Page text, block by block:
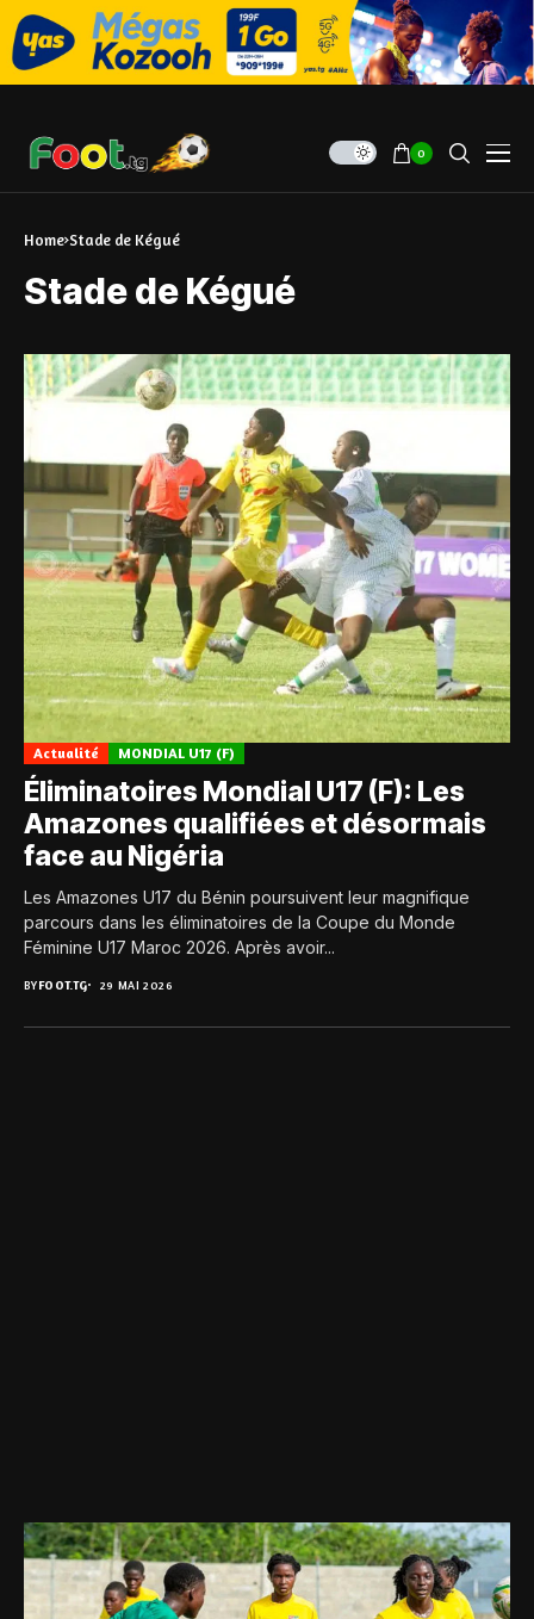
0
Home Stade de Kégué
Stade de Kégué
Actualité MONDIAL U17 (F)
Éliminatoires Mondial U17 (F): Les
Amazones qualifiées et désormais
face au Nigéria
Les Amazones U17 du Bénin poursuivent leur magnifique
parcours dans les éliminatoires de la Coupe du Monde
Féminine U17 Maroc 2026. Après avoir...
BYFOOT.TG 29 MAI 2026